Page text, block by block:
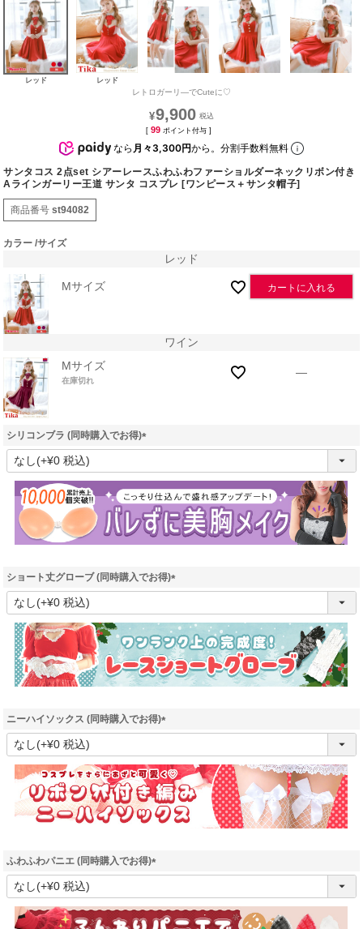
レッド レッド
レトロガーリ―でCuteに♡
¥9,900
[ 99 ポイント付与 ]
なら 月々3,300円から。分割手数料無料
サンタコス 2点set シアーレースふわふわファーショルダーネックリボン付き
Aラインガーリー王道 サンタ コスプレ [ワンピース＋サンタ帽子]
商品番号 st94082
カラー サイズ
レッド
Mサイズ カートに入れる
ワイン
Mサイズ
在庫切れ
—
シリコンブラ (同時購入でお得)
(
須
)
ショート丈グローブ (同時購入でお得)
(
須
)
ニーハイソックス (同時購入でお得)
(
須
)
ふわふわパニエ (同時購入でお得)
(
須
)